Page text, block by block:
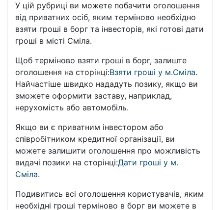
У цій рубриці ви можете побачити оголошення
від приватних осіб, яким терміново необхідно
взяти гроші в борг та інвесторів, які готові дати
гроші в місті Сміла.
Щоб терміново взяти гроші в борг, залиште
оголошення на сторінці:Взяти гроші у м.Сміла.
Найчастіше швидко нададуть позику, якщо ви
зможете оформити заставу, наприклад,
нерухомість або автомобіль.
Якщо ви є приватним інвестором або
співробітником кредитної організації, ви
можете залишити оголошення про можливість
видачі позики на сторінці:Дати гроші у м.
Сміла.
Подивитись всі оголошення користувачів, яким
необхідні гроші терміново в борг ви можете в